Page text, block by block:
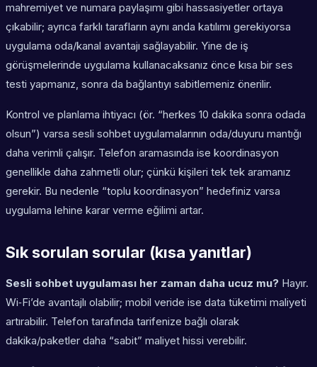
mahremiyet ve numara paylaşımı gibi hassasiyetler ortaya
çıkabilir; ayrıca farklı tarafların aynı anda katılımı gerekiyorsa
uygulama oda/kanal avantajı sağlayabilir. Yine de iş
görüşmelerinde uygulama kullanacaksanız önce kısa bir ses
testi yapmanız, sonra da bağlantıyı sabitlemeniz önerilir.
Kontrol ve planlama ihtiyacı (ör. “herkes 10 dakika sonra odada
olsun”) varsa sesli sohbet uygulamalarının oda/duyuru mantığı
daha verimli çalışır. Telefon aramasında ise koordinasyon
genellikle daha zahmetli olur; çünkü kişileri tek tek aramanız
gerekir. Bu nedenle “toplu koordinasyon” hedefiniz varsa
uygulama lehine karar verme eğilimi artar.
Sık sorulan sorular (kısa yanıtlar)
Sesli sohbet uygulaması her zaman daha ucuz mu? Hayır.
Wi‑Fi’de avantajlı olabilir; mobil veride ise data tüketimi maliyeti
artırabilir. Telefon tarafında tarifenize bağlı olarak
dakika/paketler daha “sabit” maliyet hissi verebilir.